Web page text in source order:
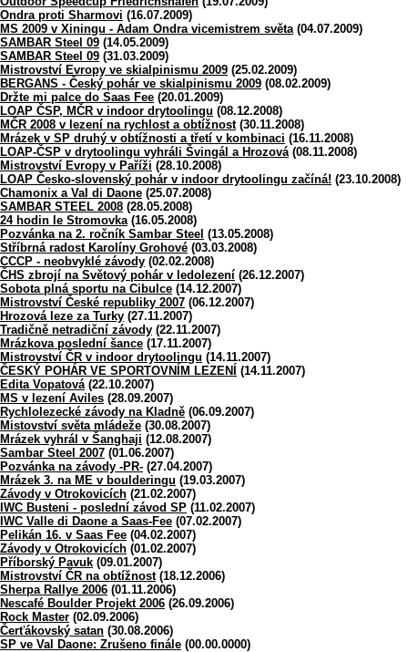
Ondra proti Sharmovi (16.07.2009)
MS 2009 v Xiningu - Adam Ondra vicemistrem světa (04.07.2009)
SAMBAR Steel 09 (14.05.2009)
SAMBAR Steel 09 (31.03.2009)
Mistrovství Evropy ve skialpinismu 2009 (25.02.2009)
BERGANS - Český pohár ve skialpinismu 2009 (08.02.2009)
Držte mi palce do Saas Fee (20.01.2009)
LOAP ČSP, MČR v indoor drytoolingu (08.12.2008)
MČR 2008 v lezení na rychlost a obtížnost(30.11.2008)
Mrázek v SP druhý v obtížnosti a třetí v kombinaci (16.11.2008)
LOAP-ČSP v drytoolingu vyhráli Švingál a Hrozová (08.11.2008)
Mistrovství Evropy v Paříži (28.10.2008)
LOAP Česko-slovenský pohár v indoor drytoolingu začíná! (23.10.2008)
Chamonix a Val di Daone (25.07.2008)
SAMBAR STEEL 2008 (28.05.2008)
24 hodin le Stromovka (16.05.2008)
Pozvánka na 2. ročník Sambar Steel (13.05.2008)
Stříbrná radost Karolíny Grohové (03.03.2008)
CCCP - neobvyklé závody (02.02.2008)
ČHS zbrojí na Světový pohár v ledolezení (26.12.2007)
Sobota plná sportu na Cibulce (14.12.2007)
Mistrovství České republiky 2007 (06.12.2007)
Hrozová leze za Turky (27.11.2007)
Tradičně netradiční závody (22.11.2007)
Mrázkova poslední šance (17.11.2007)
Mistrovství ČR v indoor drytoolingu (14.11.2007)
ČESKÝ POHÁR VE SPORTOVNÍM LEZENÍ
(14.11.2007)
Edita Vopatová (22.10.2007)
MS v lezení Aviles (28.09.2007)
Rychlolezecké závody na Kladně (06.09.2007)
Mistovství světa mládeže (30.08.2007)
Mrázek vyhrál v Šanghaji (12.08.2007)
Sambar Steel 2007 (01.06.2007)
Pozvánka na závody -PR- (27.04.2007)
Mrázek 3. na ME v boulderingu (19.03.2007)
Závody v Otrokovicích (21.02.2007)
IWC Busteni - poslední závod SP (11.02.2007)
IWC Valle di Daone a Saas-Fee (07.02.2007)
Pelikán 16. v Saas Fee (04.02.2007)
Závody v Otrokovicích (01.02.2007)
Příborský Pavuk (09.01.2007)
Mistrovství ČR na obtížnost(18.12.2006)
Sherpa Rallye 2006 (01.11.2006)
Nescafé Boulder Projekt 2006 (26.09.2006)
Rock Master (02.09.2006)
Čerťákovský satan (30.08.2006)
SP ve Val Daone: Zrušeno finále (00.00.0000)